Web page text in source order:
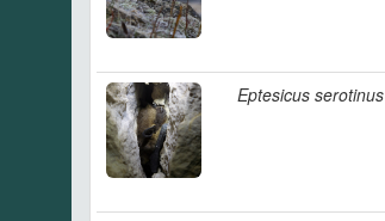
Eptesicus serotinus